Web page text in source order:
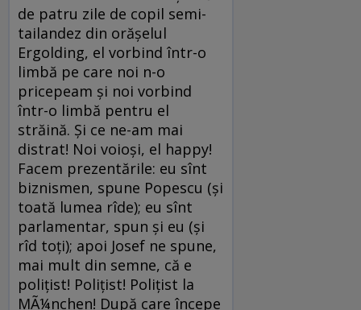
de patru zile de copil semi-
tailandez din orăşelul
Ergolding, el vorbind într-o
limbă pe care noi n-o
pricepeam şi noi vorbind
într-o limbă pentru el
străină. Şi ce ne-am mai
distrat! Noi voioşi, el happy!
Facem prezentările: eu sînt
biznismen, spune Popescu (şi
toată lumea rîde); eu sînt
parlamentar, spun şi eu (şi
rîd toţi); apoi Josef ne spune,
mai mult din semne, că e
poliţist! Poliţist! Poliţist la
MÃ¼nchen! După care începe